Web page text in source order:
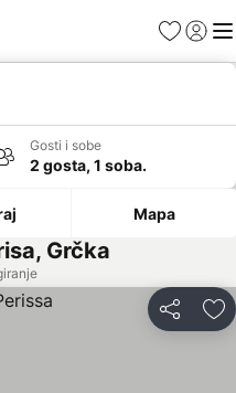
FavoritiPrijavi
Gosti i sobe
2 gosta, 1 soba.
Mapa
Grčka
Deli